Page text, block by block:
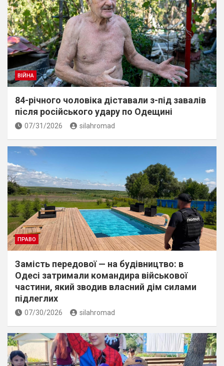
ВІЙНА
84-річного чоловіка діставали з-під завалів
пiсля росiйського удару по Одещині
07/31/2026 silahromad
ПРАВО
Замість передової — на будівництво: в
Одесі затримали командира військової
частини, який зводив власний дім силами
підлеглих
07/30/2026 silahromad